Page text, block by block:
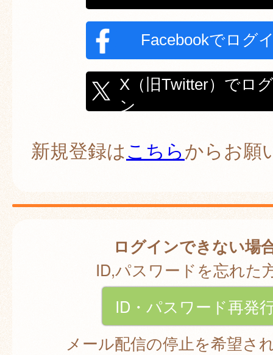
Facebookでログ
X（旧Twitter）でロ
ン
新規登録はこちらからお願
ログインできない場
ID,パスワードを忘れた
ID・パスワード再発
メール配信の停止を希望さ